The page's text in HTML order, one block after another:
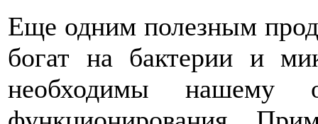
Еще одним полезным
богат на бактерии и
необходимы нашему